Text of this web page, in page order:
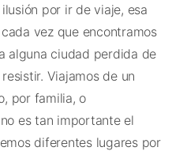
por ir de viaje, esa
vez que encontramos
alguna ciudad perdida de
Viajamos de un
por familia, o
es tan importante el
diferentes lugares por